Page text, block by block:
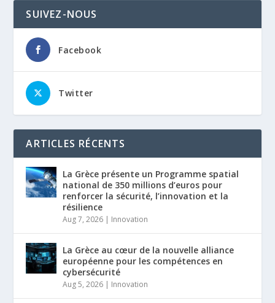
SUIVEZ-NOUS
Facebook
Twitter
ARTICLES RÉCENTS
La Grèce présente un Programme spatial
national de 350 millions d’euros pour
renforcer la sécurité, l’innovation et la
résilience
Aug 7, 2026 Innovation
La Grèce au cœur de la nouvelle alliance
européenne pour les compétences en
cybersécurité
Aug 5, 2026 Innovation